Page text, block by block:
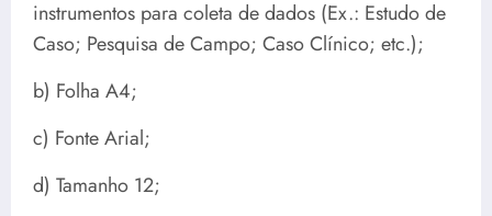
instrumentos para coleta de dados (Ex.: Estudo de
Caso; Pesquisa de Campo; Caso Clínico; etc.);
b) Folha A4;
c) Fonte Arial;
d) Tamanho 12;